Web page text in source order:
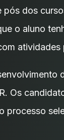
dos
o aluno
atividades
Os
processo